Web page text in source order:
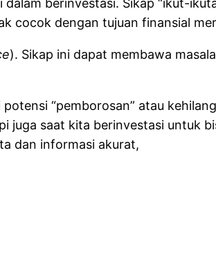
berinvestasi. Sikap “ikut-
cocok dengan tujuan finansial
). Sikap ini dapat membawa
“pemborosan” atau
juga saat kita berinvestasi untuk
dan informasi akurat,